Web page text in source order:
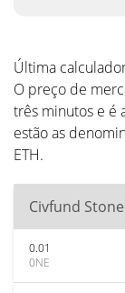
Última
O preço de
três minutos e é
estão as
ETH.
Civfund Stone
0.01
0NE